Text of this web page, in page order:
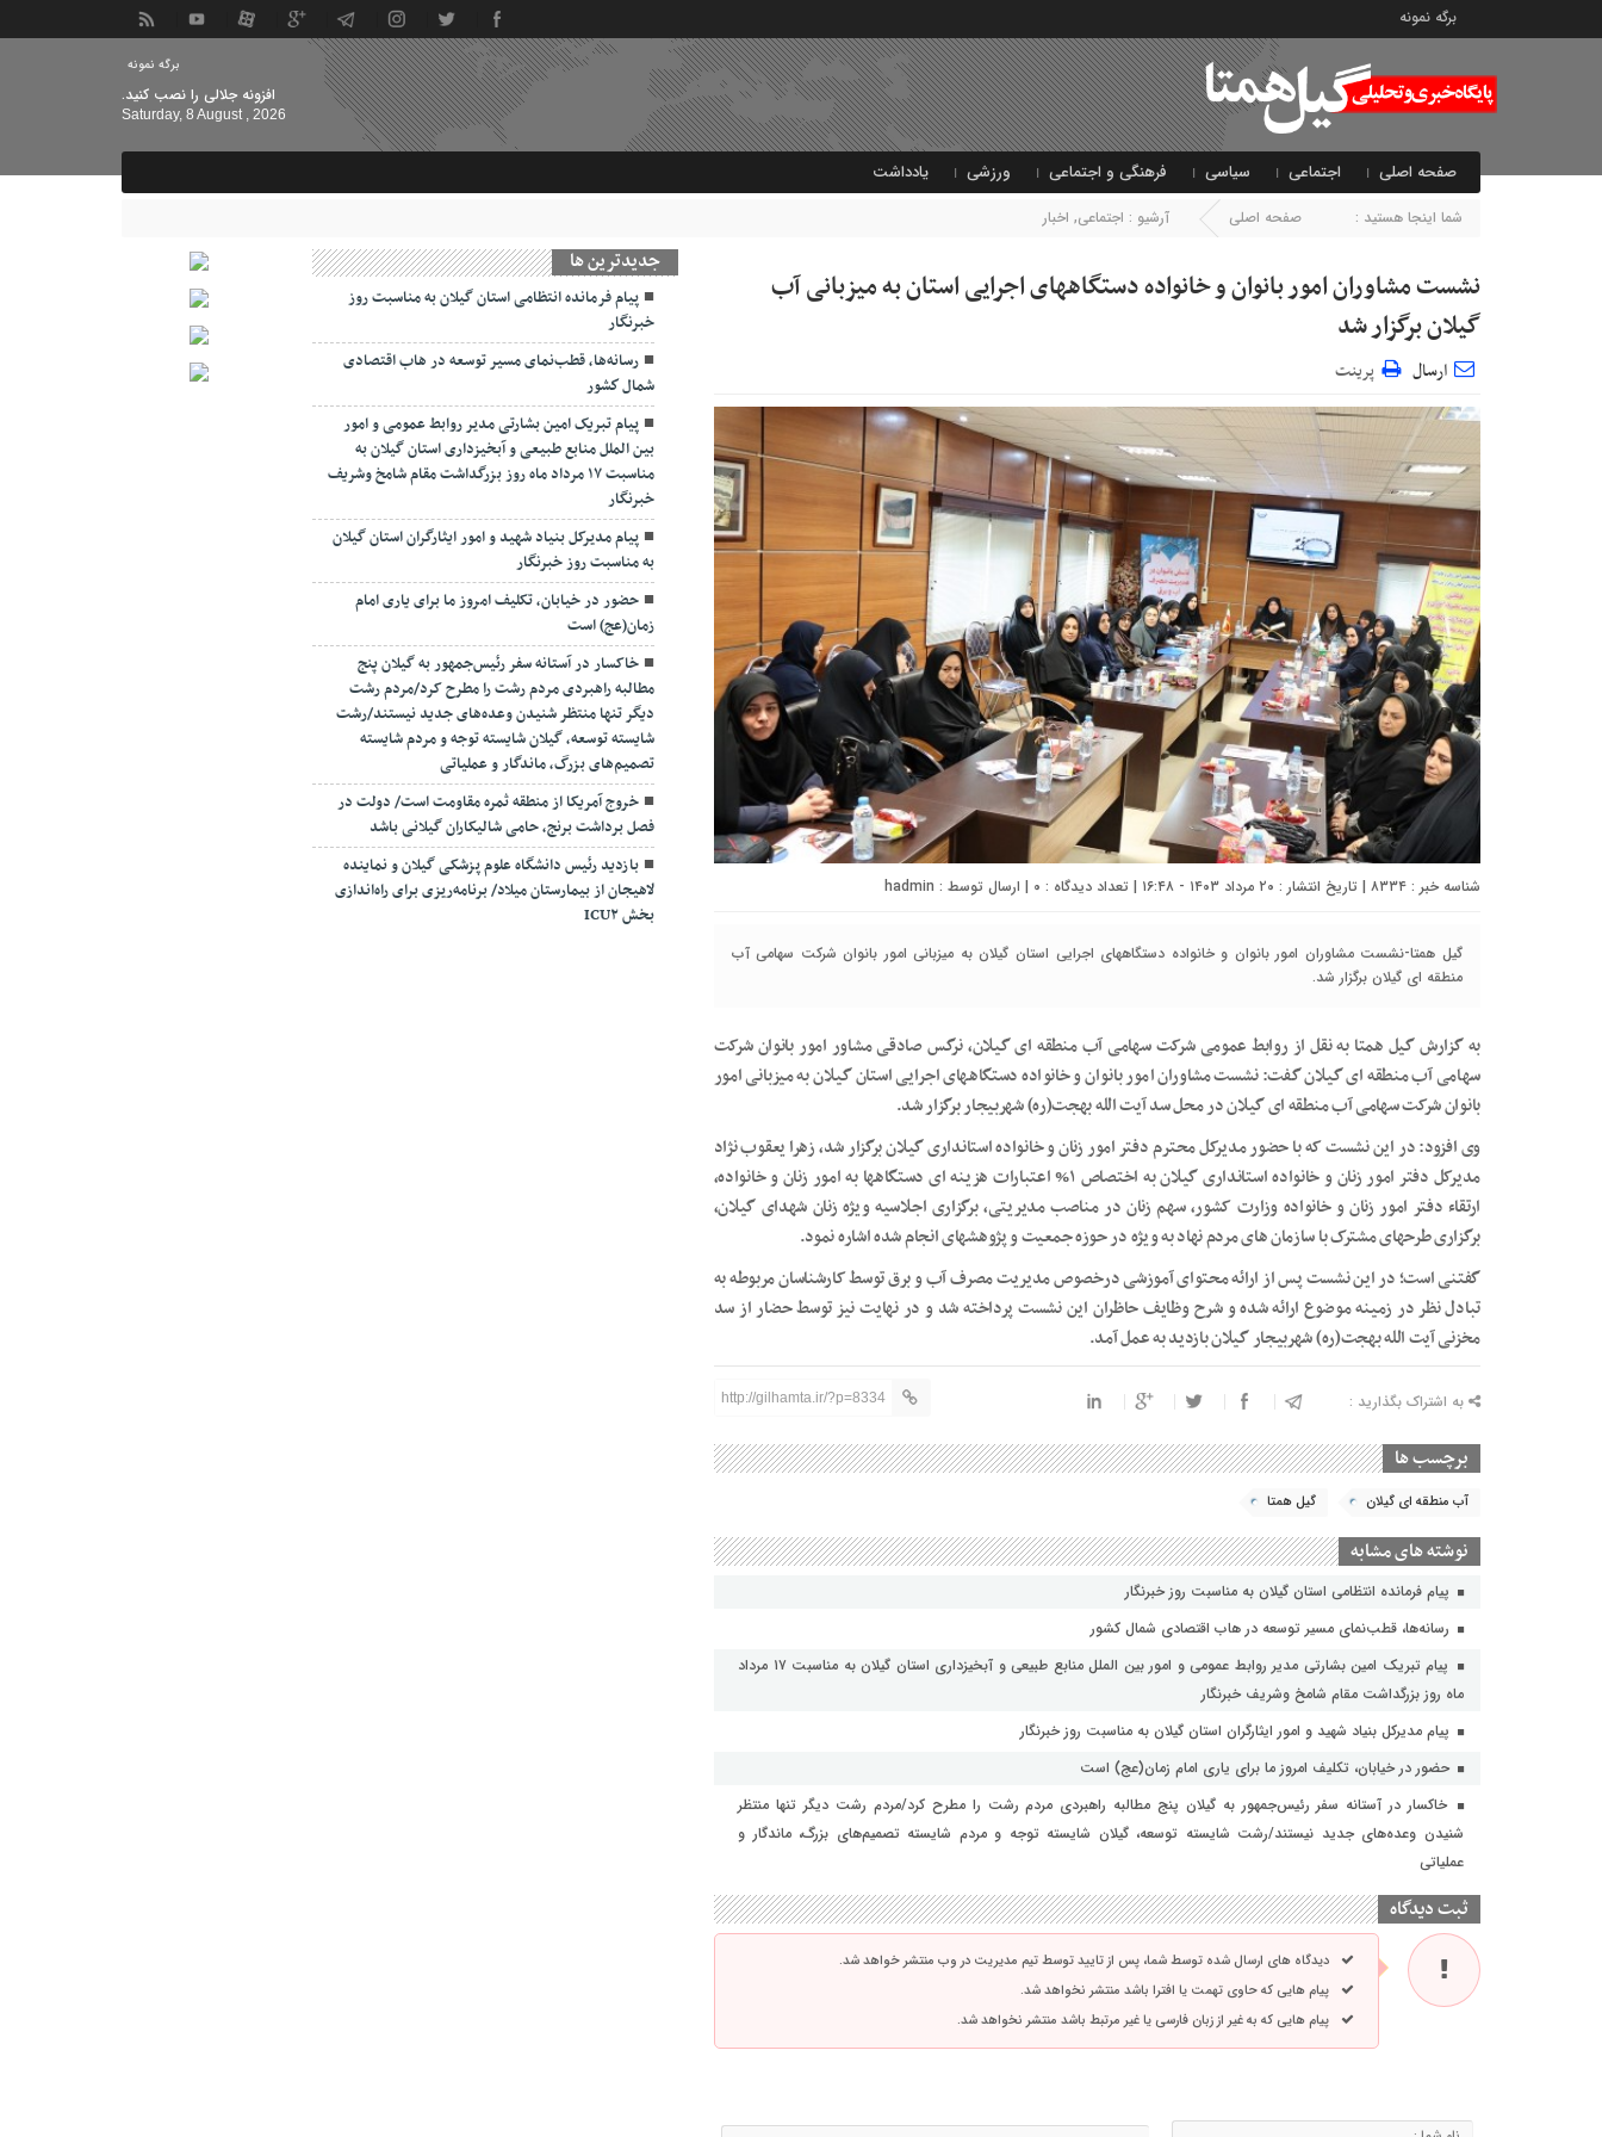
برگه نمونه
برگه نمونه
افزونه جلالی را نصب کنید.
Saturday, 8 August , 2026
صفحه اصلی اجتماعی سیاسی فرهنگی و اجتماعی ورزشی یادداشت
شما اینجا هستید : صفحه اصلی آرشیو : اجتماعی, اخبار
نشست مشاوران امور بانوان و خانواده دستگاههای اجرایی استان به میزبانی آب
گیلان برگزار شد
ارسال پرینت
شناسه خبر : ۸۳۳۴ | تاریخ انتشار : ۲۰ مرداد ۱۴۰۳ - ۱۶:۴۸ | تعداد دیدگاه : ۰ | ارسال توسط : hadmin
گیل همتا-نشست مشاوران امور بانوان و خانواده دستگاههای اجرایی استان گیلان به میزبانی امور بانوان شرکت سهامی آب
منطقه ای گیلان برگزار شد.
به گزارش گیل همتا به نقل از روابط عمومی شرکت سهامی آب منطقه ای گیلان، نرگس صادقی مشاور امور بانوان شرکت
سهامی آب منطقه ای گیلان گفت: نشست مشاوران امور بانوان و خانواده دستگاههای اجرایی استان گیلان به میزبانی امور
بانوان شرکت سهامی آب منطقه ای گیلان در محل سد آیت الله بهجت(ره) شهربیجار برگزار شد.
وی افزود: در این نشست که با حضور مدیرکل محترم دفتر امور زنان و خانواده استانداری گیلان برگزار شد، زهرا یعقوب نژاد
مدیرکل دفتر امور زنان و خانواده استانداری گیلان به اختصاص ۱% اعتبارات هزینه ای دستگاهها به امور زنان و خانواده،
ارتقاء دفتر امور زنان و خانواده وزارت کشور، سهم زنان در مناصب مدیریتی، برگزاری اجلاسیه ویژه زنان شهدای گیلان،
برگزاری طرحهای مشترک با سازمان های مردم نهاد به ویژه در حوزه جمعیت و پژوهشهای انجام شده اشاره نمود.
گفتنی است؛ در این نشست پس از ارائه محتوای آموزشی درخصوص مدیریت مصرف آب و برق توسط کارشناسان مربوطه به
تبادل نظر در زمینه موضوع ارائه شده و شرح وظایف حاظران این نشست پرداخته شد و در نهایت نیز توسط حضار از سد
مخزنی آیت الله بهجت(ره) شهربیجار گیلان بازدید به عمل آمد.
به اشتراک بگذارید : http://gilhamta.ir/?p=8334
برچسب ها
آب منطقه ای گیلان گیل همتا
نوشته های مشابه
پیام فرمانده انتظامی استان گیلان به مناسبت روز خبرنگار
رسانه‌ها، قطب‌نمای مسیر توسعه در هاب اقتصادی شمال كشور
پیام تبریک امین بشارتی مدیر روابط عمومی و امور بین الملل منابع طبیعی و آبخیزداری استان گیلان به مناسبت ۱۷ مرداد
ماه روز بزرگداشت مقام شامخ وشریف خبرنگار
پیام مدیرکل بنیاد شهید و امور ایثارگران استان گیلان به مناسبت روز خبرنگار
حضور در خیابان، تکلیف امروز ما برای یاری امام زمان(عج) است
خاکسار در آستانه سفر رئیس‌جمهور به گیلان پنج مطالبه راهبردی مردم رشت را مطرح کرد/مردم رشت دیگر تنها منتظر
شنیدن وعده‌های جدید نیستند/رشت شایسته توسعه، گیلان شایسته توجه و مردم شایسته تصمیم‌های بزرگ، ماندگار و
عملیاتی
ثبت دیدگاه
دیدگاه های ارسال شده توسط شما، پس از تایید توسط تیم مدیریت در وب منتشر خواهد شد.
پیام هایی که حاوی تهمت یا افترا باشد منتشر نخواهد شد.
پیام هایی که به غیر از زبان فارسی یا غیر مرتبط باشد منتشر نخواهد شد.
جديدترين ها
پیام فرمانده انتظامی استان گیلان به مناسبت روز
خبرنگار
رسانه‌ها، قطب‌نمای مسیر توسعه در هاب اقتصادی
شمال كشور
پیام تبریک امین بشارتی مدیر روابط عمومی و امور
بین الملل منابع طبیعی و آبخیزداری استان گیلان به
مناسبت ۱۷ مرداد ماه روز بزرگداشت مقام شامخ وشریف
خبرنگار
پیام مدیرکل بنیاد شهید و امور ایثارگران استان گیلان
به مناسبت روز خبرنگار
حضور در خیابان، تکلیف امروز ما برای یاری امام
زمان(عج) است
خاکسار در آستانه سفر رئیس‌جمهور به گیلان پنج
مطالبه راهبردی مردم رشت را مطرح کرد/مردم رشت
دیگر تنها منتظر شنیدن وعده‌های جدید نیستند/رشت
شایسته توسعه، گیلان شایسته توجه و مردم شایسته
تصمیم‌های بزرگ، ماندگار و عملیاتی
خروج آمریکا از منطقه ثمره مقاومت است/ دولت در
فصل برداشت برنج، حامی شالیکاران گیلانی باشد
بازدید رئیس دانشگاه علوم پزشکی گیلان و نماینده
لاهیجان از بیمارستان میلاد/ برنامه‌ریزی برای راه‌اندازی
بخش ICU۲